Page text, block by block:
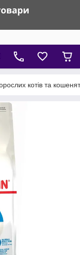
котів та кошенят